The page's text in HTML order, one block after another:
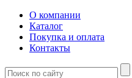
О компании
Каталог
Покупка и оплата
Контакты